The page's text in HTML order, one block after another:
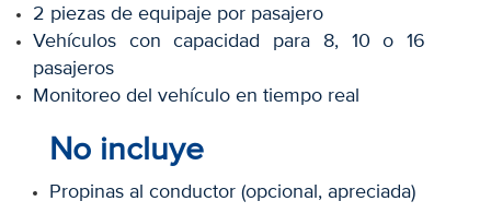
2 piezas de equipaje por pasajero
Vehículos con capacidad para 8, 10 o 16
pasajeros
Monitoreo del vehículo en tiempo real
No incluye
Propinas al conductor (opcional, apreciada)